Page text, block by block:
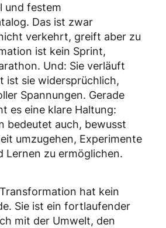
und festem
Das ist zwar
verkehrt, greift aber zu
ist kein Sprint,
Und: Sie verläuft
ist sie widersprüchlich,
Spannungen. Gerade
es eine klare Haltung:
bedeutet auch, bewusst
umzugehen, Experimente
Lernen zu ermöglichen.
hat kein
Sie ist ein fortlaufender
mit der Umwelt, den